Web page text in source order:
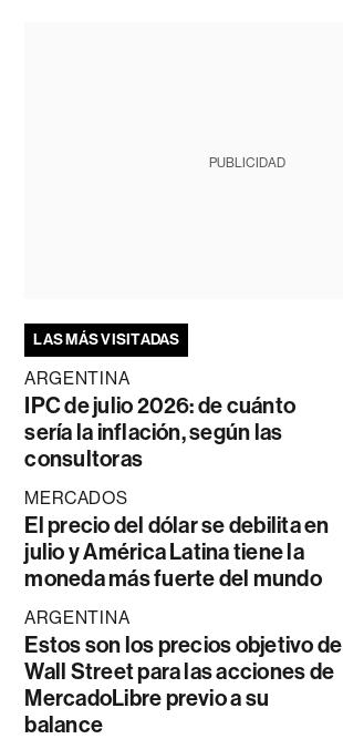
PUBLICIDAD
LAS MÁS VISITADAS
ARGENTINA
IPC de julio 2026: de cuánto
sería la inflación, según las
consultoras
MERCADOS
El precio del dólar se debilita en
julio y América Latina tiene la
moneda más fuerte del mundo
ARGENTINA
Estos son los precios objetivo de
Wall Street para las acciones de
MercadoLibre previo a su
balance